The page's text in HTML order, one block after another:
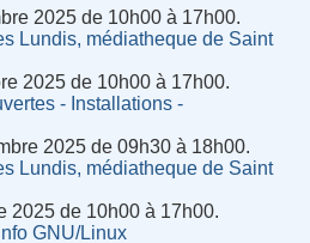
2025 de 10h00 à 17h00.
Lundis, médiatheque de Saint
2025 de 10h00 à 17h00.
- Installations -
2025 de 09h30 à 18h00.
Lundis, médiatheque de Saint
2025 de 10h00 à 17h00.
GNU/Linux